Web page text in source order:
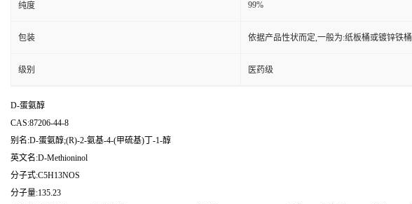
纯度 99%
包装 依据产品性状而定,一般为:纸板桶或镀锌铁桶
级别 医药级
D-蛋氨醇
CAS:87206-44-8
别名:D-蛋氨醇;(R)-2-氨基-4-(甲硫基)丁-1-醇
英文名:D-Methioninol
分子式:C5H13NOS
分子量:135.23